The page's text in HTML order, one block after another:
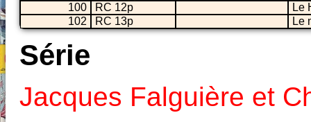
100
RC 12p
Le
102
RC 13p Le
Série
Jacques Falguière et